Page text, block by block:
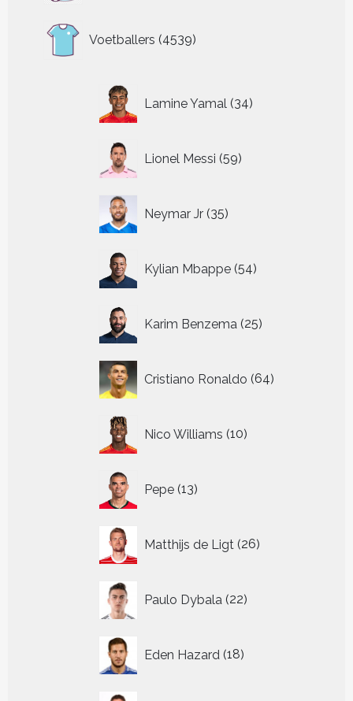
Voetballers 4539
producten
Lamine Yamal 34
producten
Lionel Messi 59
producten
Neymar Jr 35
producten
Kylian Mbappe 54
producten
Karim Benzema 25
producten
Cristiano Ronaldo 64
producten
Nico Williams 10
producten
Pepe 13
producten
Matthijs de Ligt 26
producten
Paulo Dybala 22
producten
Eden Hazard 18
producten